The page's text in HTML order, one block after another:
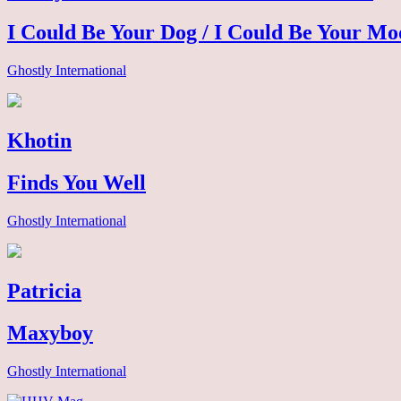
I Could Be Your Dog / I Could Be Your
Ghostly International
Khotin
Finds You Well
Ghostly International
Patricia
Maxyboy
Ghostly International